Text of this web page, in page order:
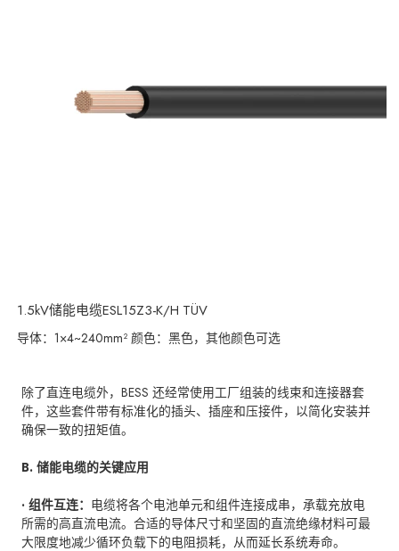
1.5kV储能电缆ESL15Z3-K/H TÜV
导体：1×4~240mm² 颜色：黑色，其他颜色可选
除了直连电缆外，BESS 还经常使用工厂组装的线束和连接器套
件，这些套件带有标准化的插头、插座和压接件，以简化安装并
确保一致的扭矩值。
B. 储能电缆的关键应用
· 组件互连： 电缆将各个电池单元和组件连接成串，承载充放电
所需的高直流电流。合适的导体尺寸和坚固的直流绝缘材料可最
大限度地减少循环负载下的电阻损耗，从而延长系统寿命。